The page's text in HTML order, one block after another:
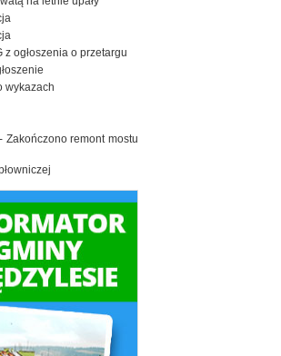
z ogłoszenia o przetargu
wykazach
Zakończono remont mostu